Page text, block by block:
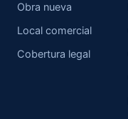
Obra nueva
Local comercial
Cobertura legal